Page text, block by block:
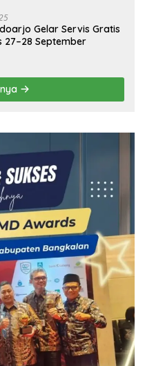
Gelar Servis Gratis
27–28 September